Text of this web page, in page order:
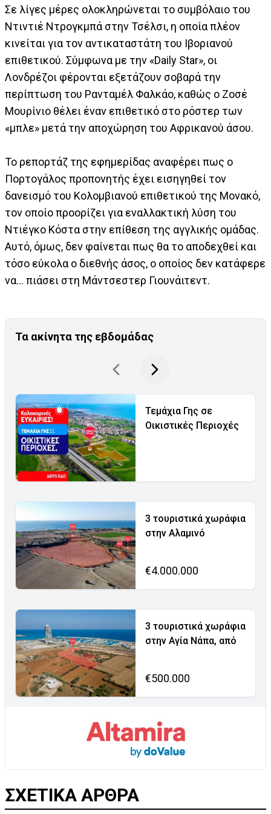
Σε λίγες μέρες ολοκληρώνεται το συμβόλαιο του
Ντιντιέ Ντρογκμπά στην Τσέλσι, η οποία πλέον
κινείται για τον αντικαταστάτη του Ιβοριανού
επιθετικού. Σύμφωνα με την «Daily Star», οι
Λονδρέζοι φέρονται εξετάζουν σοβαρά την
περίπτωση του Ρανταμέλ Φαλκάο, καθώς ο Ζοσέ
Μουρίνιο θέλει έναν επιθετικό στο ρόστερ των
«μπλε» μετά την αποχώρηση του Αφρικανού άσου.
Το ρεπορτάζ της εφημερίδας αναφέρει πως ο
Πορτογάλος προπονητής έχει εισηγηθεί τον
δανεισμό του Κολομβιανού επιθετικού της Μονακό,
τον οποίο προορίζει για εναλλακτική λύση του
Ντιέγκο Κόστα στην επίθεση της αγγλικής ομάδας.
Αυτό, όμως, δεν φαίνεται πως θα το αποδεχθεί και
τόσο εύκολα ο διεθνής άσος, ο οποίος δεν κατάφερε
να… πιάσει στη Μάντσεστερ Γιουνάιτεντ.
Τα ακίνητα της εβδομάδας
Τεμάχια Γης σε
Οικιστικές Περιοχές
3 τουριστικά χωράφια
στην Αλαμινό
€4.000.000
3 τουριστικά χωράφια
στην Αγία Νάπα, από
€500.000
ΣΧΕΤΙΚΑ ΑΡΘΡΑ